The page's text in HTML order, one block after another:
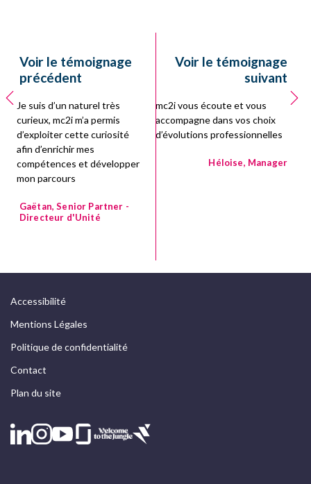
Voir le témoignage
précédent
Je suis d’un naturel très
curieux, mc2i m’a permis
d’exploiter cette curiosité
afin d’enrichir mes
compétences et développer
mon parcours
Gaëtan, Senior Partner -
Directeur d'Unité
Voir le témoignage
suivant
mc2i vous écoute et vous
accompagne dans vos choix
d’évolutions professionnelles
Héloise, Manager
Accessibilité
Mentions Légales
Politique de confidentialité
Contact
Plan du site